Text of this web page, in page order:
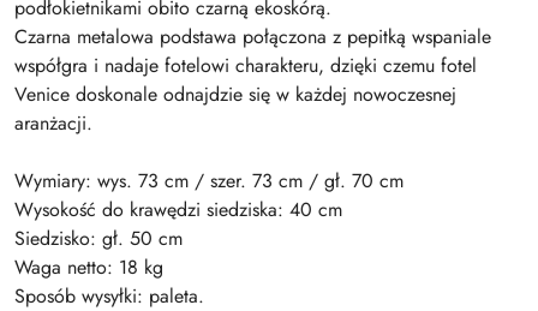
podłokietnikami obito czarną ekoskórą.
Czarna metalowa podstawa połączona z pepitką wspaniale
współgra i nadaje fotelowi charakteru, dzięki czemu fotel
Venice doskonale odnajdzie się w każdej nowoczesnej
aranżacji.
Wymiary: wys. 73 cm / szer. 73 cm / gł. 70 cm
Wysokość do krawędzi siedziska: 40 cm
Siedzisko: gł. 50 cm
Waga netto: 18 kg
Sposób wysyłki: paleta.